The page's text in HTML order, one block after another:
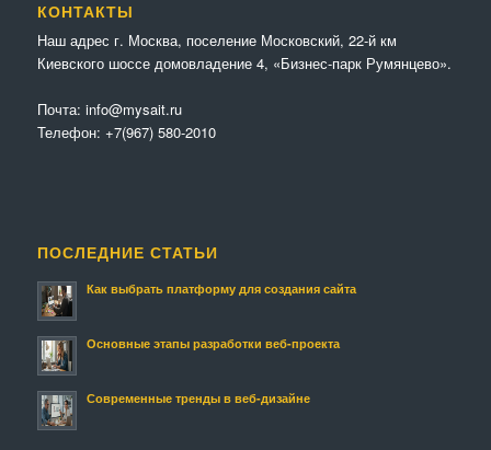
КОНТАКТЫ
Наш адрес г. Москва, поселение Московский, 22-й км
Киевского шоссе домовладение 4, «Бизнес-парк Румянцево».
Почта: info@mysait.ru
Телефон: +7(967) 580-2010
ПОСЛЕДНИЕ СТАТЬИ
Как выбрать платформу для создания сайта
Основные этапы разработки веб-проекта
Современные тренды в веб-дизайне